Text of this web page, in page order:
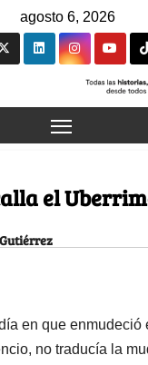
agosto 6, 2026
el
en que enmudeció
no traducía la